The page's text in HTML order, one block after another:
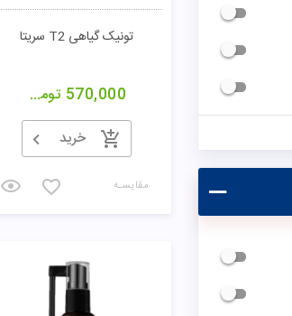
تونیک گیاهی T2 سریتا
570,000 تومان
خرید
مقایسـه